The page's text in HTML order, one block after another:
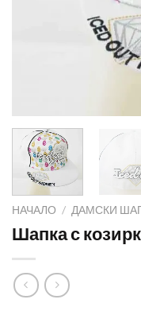
НАЧАЛО / ДАМСКИ
Шапка с